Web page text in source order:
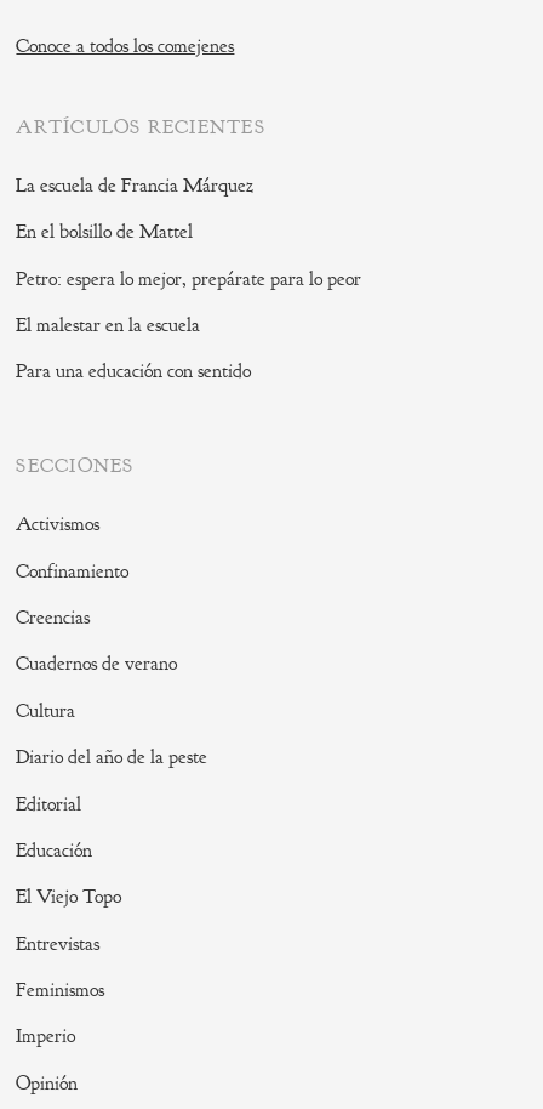
Conoce a todos los comejenes
ARTÍCULOS RECIENTES
La escuela de Francia Márquez
En el bolsillo de Mattel
Petro: espera lo mejor, prepárate para lo peor
El malestar en la escuela
Para una educación con sentido
SECCIONES
Activismos
Confinamiento
Creencias
Cuadernos de verano
Cultura
Diario del año de la peste
Editorial
Educación
El Viejo Topo
Entrevistas
Feminismos
Imperio
Opinión